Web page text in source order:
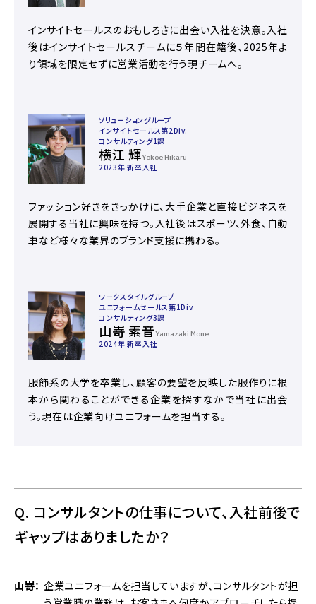
インサイトセールスのおもしろさに出会い入社を決意。入社
後はインサイトセールスチームに５年間在籍後、2025年よ
り領域を限定せずに営業活動を行う現チームへ。
ソリューショングループ
インサイトセールス第2Div.
コンサルティング1課
横江 輝Yokoe Hikaru
2023年 新卒入社
ファッション好きをきっかけに、大手企業と直接ビジネスを
展開する当社に興味を持つ。入社後はスポーツ、外食、自動
車など様々な業界のブランド支援に携わる。
ワークスタイルグループ
ユニフォームセールス第1Div.
コンサルティング3課
山嵜 素音Yamazaki Mone
2024年 新卒入社
服飾系の大学を卒業し、顧客の要望を反映した服作りに根
本から関わることができる企業を探すなかで当社に出会
う。現在は企業向けユニフォームを担当する。
Q. コンサルタントの仕事について、入社前後で
ギャップはありましたか？
山嵜
企業ユニフォームを担当していますが、コンサルタントが担